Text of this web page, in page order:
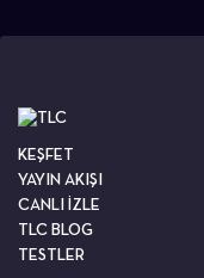
KEŞFET
YAYIN AKIŞI
CANLI İZLE
TLC BLOG
TESTLER